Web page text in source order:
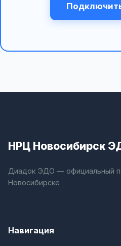
НРЦ Новосибирск
Диадок ЭДО — официальный
Новосибирске
Навигация